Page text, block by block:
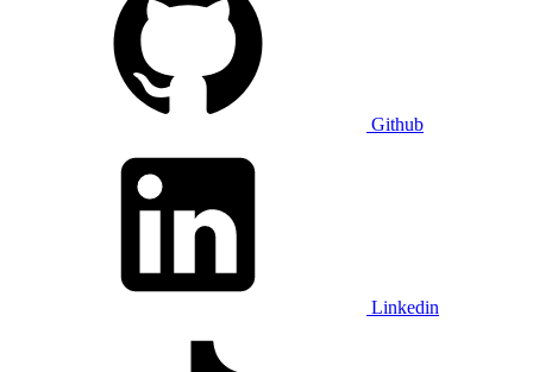
Github
Linkedin